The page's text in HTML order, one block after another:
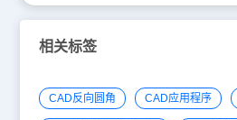
相关标签
CAD反向圆角 CAD应用程序